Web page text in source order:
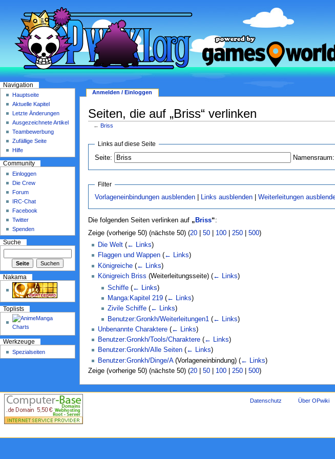
Seiten, die auf „Briss“ verlinken
← Briss
Links auf diese Seite
Seite:
Namensraum:
Filter
Vorlageneinbindungen ausblenden
Links ausblenden |Weiterleitungen
Die folgenden Seiten verlinken auf „ Briss“:
Zeige (vorherige 50) (nächste 50) (20| 50| 100| 250| 500)
Die Welt (← Links)
Flaggen und Wappen (← Links)
Königreiche (← Links)
Königreich Briss (Weiterleitungsseite) (← Links)
Schiffe (← Links)
Manga:Kapitel 219 (← Links)
Zivile Schiffe (← Links)
Benutzer:Gronkh/Weiterleitungen1 (← Links)
Unbenannte Charaktere (← Links)
Benutzer:Gronkh/Tools/Charaktere (← Links)
Benutzer:Gronkh/Alle Seiten (← Links)
Benutzer:Gronkh/Dinge/A(Vorlageneinbindung) (← Links)
Zeige (vorherige 50) (nächste 50) (20| 50| 100| 250| 500)
Anmelden / Einloggen
Navigation
Hauptseite
Aktuelle Kapitel
Letzte Änderungen
Ausgezeichnete Artikel
Teambewerbung
Zufällige Seite
Hilfe
Community
Einloggen
Die Crew
Forum
IRC-Chat
Facebook
Twitter
Spenden
Suche
Nakama
Toplists
Werkzeuge
Spezialseiten
Datenschutz Über OPwiki